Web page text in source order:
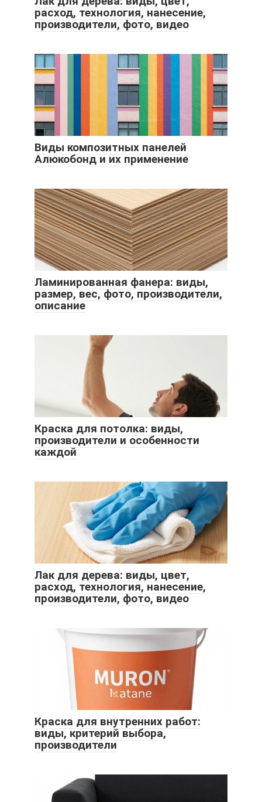
расход, технология, нанесение,
производители, фото, видео
Виды композитных панелей
Алюкобонд и их применение
Ламинированная фанера: виды,
размер, вес, фото, производители,
описание
Краска для потолка: виды,
производители и особенности
каждой
Лак для дерева: виды, цвет,
расход, технология, нанесение,
производители, фото, видео
Краска для внутренних работ:
виды, критерий выбора,
производители